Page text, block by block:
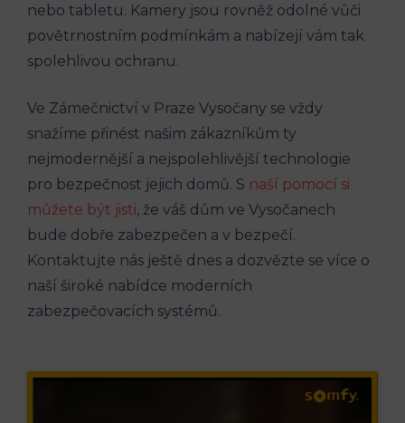
nebo tabletu. Kamery jsou rovněž odolné vůči
povětrnostním podmínkám a nabízejí vám tak
spolehlivou ochranu.
Ve Zámečnictví v Praze Vysočany se vždy
snažíme přinést našim zákazníkům ty
nejmodernější a nejspolehlivější technologie
pro bezpečnost jejich domů. S naší pomocí si
můžete být jisti, že váš dům ve Vysočanech
bude dobře zabezpečen a v bezpečí.
Kontaktujte nás ještě dnes a dozvězte se více o
naší široké nabídce moderních
zabezpečovacích systémů.